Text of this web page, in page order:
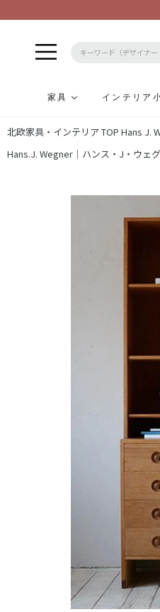
ン
テ
家具 インテリア
北欧家具・インテリア TOP Hans J.
Hans.J. Wegner｜ハンス・J・ウェ